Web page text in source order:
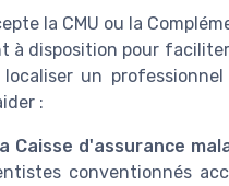
la CMU ou la
à disposition pour
un
:
Caisse d'assurance
conventionnés